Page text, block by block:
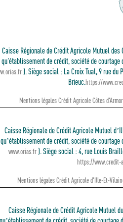
Caisse Régionale de Crédit Agricole Mutuel
qu'établissement de crédit, société de courtage
). Siège social : La Croix Tual, 9 rue du
Brieuc.https://
Mentions légales Crédit Agricole Côtes d'Armor
Caisse Régionale de Crédit Agricole Mutuel
qu’établissement de crédit, société de
www.orias.fr ). Siège social : 4, rue Louis
https://
Mentions légales Crédit Agricole d'Ille-Et-
Caisse Régionale de Crédit Agricole Mutuel